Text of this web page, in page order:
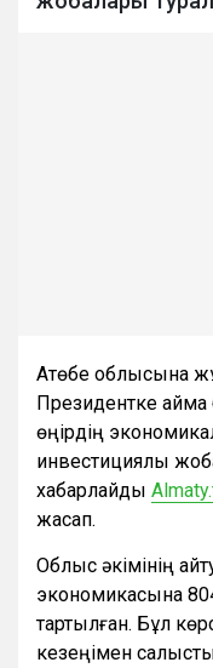
Ақтөбе облысына
Президентке
өңірдің
инвестициялық
хабарлайды
жасап.
Облыс әкімінің
экономикасына
тартылған. Бұл
кезеңімен